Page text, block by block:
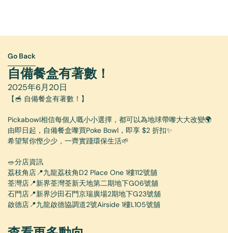
自備餐盒有著數！
2025年6月20日
Go Back
Go Back
【🥣 自備餐盒有著數！】
Pickabowl相信每個人嘅小小選擇，都可以為地球帶嚟大大改變🌍
由即日起，自備餐盒嚟買Poke Bowl，即享 $2 折扣✨
希望幫你慳少少，一齊實踐環保生活🌱
🥗分店資訊
荔枝角店📍九龍荔枝角D2 Place One 1樓112號舖
荃灣店📍新界荃灣荃新天地第二期地下G06號舖
石門店📍新界沙田石門京瑞廣場2期地下G23號舖
啟德店📍九龍啟德協調道2號Airside 1樓L105號舖